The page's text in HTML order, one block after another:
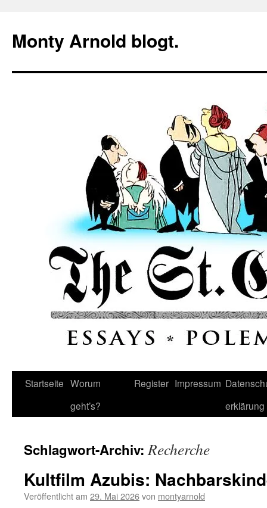
springen
Monty Arnold blogt.
Startseite Worum
geht’s?
Register Impressum
erklärung
Schlagwort-Archiv:Recherche
Kultfilm Azubis:
Veröffentlicht am 29. Mai 2026von montyarnold